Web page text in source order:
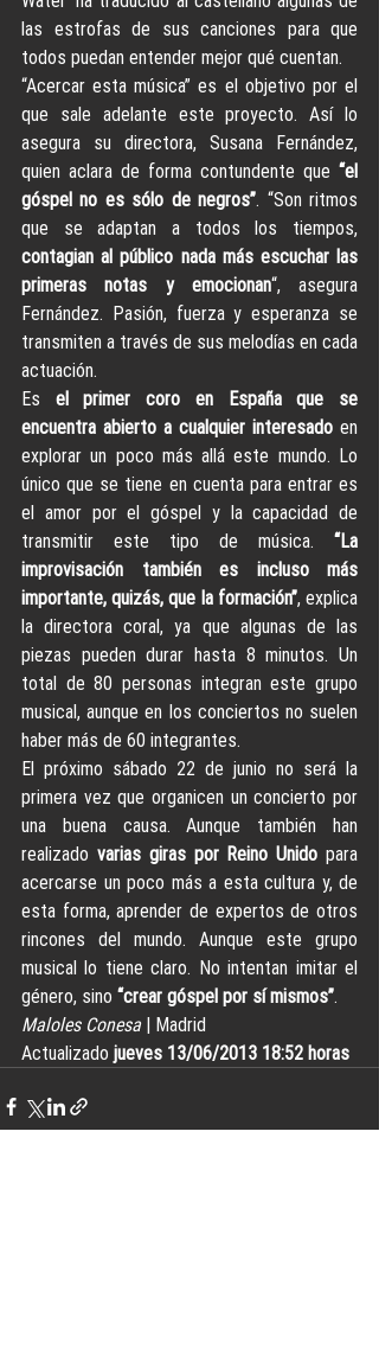
las estrofas de sus canciones para que
todos puedan entender mejor qué cuentan.
“Acercar esta música” es el objetivo por el
que sale adelante este proyecto. Así lo
asegura su directora, Susana Fernández,
quien aclara de forma contundente que “el
góspel no es sólo de negros”. “Son ritmos
contagian al público nada más escuchar las
primeras notas y emocionan“, asegura
Fernández. Pasión, fuerza y esperanza se
transmiten a través de sus melodías en cada
actuación.
Es el primer coro en España que se
encuentra abierto a cualquier interesado en
explorar un poco más allá este mundo. Lo
único que se tiene en cuenta para entrar es
el amor por el góspel y la capacidad de
transmitir este tipo de música. “La
improvisación también es incluso más
importante, quizás, que la formación”, explica
la directora coral, ya que algunas de las
piezas pueden durar hasta 8 minutos. Un
total de 80 personas integran este grupo
musical, aunque en los conciertos no suelen
haber más de 60 integrantes.
El próximo sábado 22 de junio no será la
primera vez que organicen un concierto por
una buena causa. Aunque también han
realizado varias giras por Reino Unido para
acercarse un poco más a esta cultura y, de
esta forma, aprender de expertos de otros
rincones del mundo. Aunque este grupo
musical lo tiene claro. No intentan imitar el
género, sino “crear góspel por sí mismos”.
Maloles Conesa | Madrid
Actualizado jueves 13/06/2013 18:52 horas